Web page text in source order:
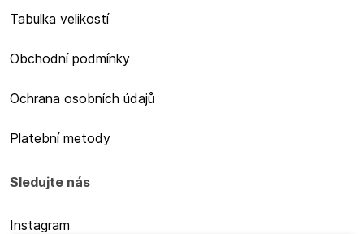
Tabulka velikostí
Obchodní podmínky
Ochrana osobních údajů
Platební metody
Sledujte nás
Instagram